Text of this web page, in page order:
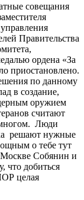
совещания
Правительства
ордена «За
приостановлено.
по данному
в создание,
оружием
считают
Люди
решают нужные
о тебе тут
Москве Собянин и
что добиться
целая